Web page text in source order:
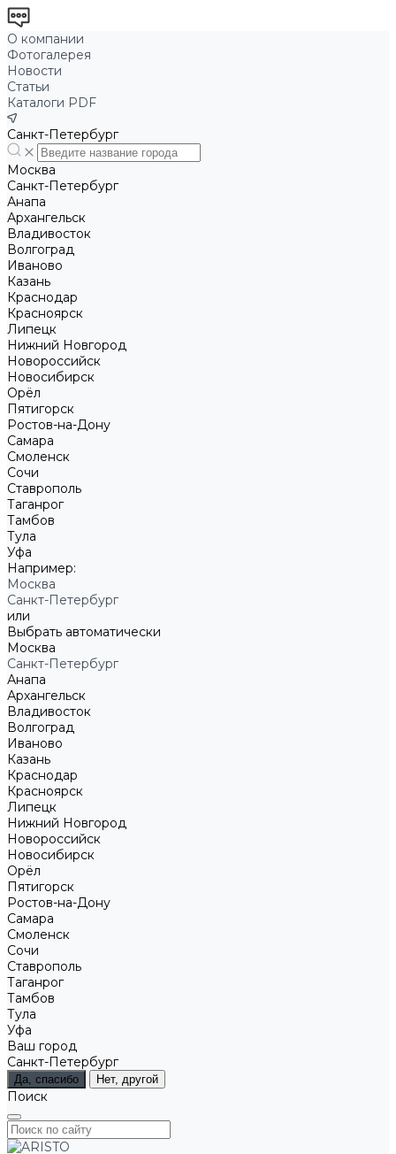
О компании
Фотогалерея
Новости
Статьи
Каталоги PDF
Санкт-Петербург
Москва
Санкт-Петербург
Анапа
Архангельск
Владивосток
Волгоград
Иваново
Казань
Краснодар
Красноярск
Липецк
Нижний Новгород
Новороссийск
Новосибирск
Орёл
Пятигорск
Ростов-на-Дону
Самара
Смоленск
Сочи
Ставрополь
Таганрог
Тамбов
Тула
Уфа
Например:
Москва
Санкт-Петербург
или
Выбрать автоматически
Москва
Санкт-Петербург
Анапа
Архангельск
Владивосток
Волгоград
Иваново
Казань
Краснодар
Красноярск
Липецк
Нижний Новгород
Новороссийск
Новосибирск
Орёл
Пятигорск
Ростов-на-Дону
Самара
Смоленск
Сочи
Ставрополь
Таганрог
Тамбов
Тула
Уфа
Ваш город
Санкт-Петербург
Да, спасибо Нет, другой
Поиск